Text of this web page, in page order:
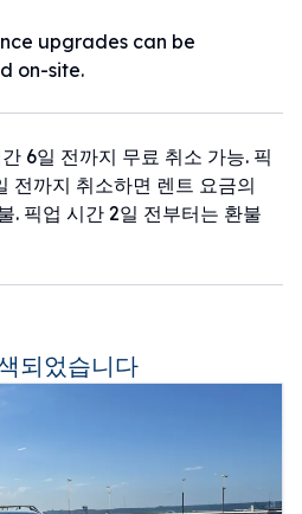
upgrades can be
on-site.
6일 전까지 무료 취소 가능. 픽
전까지 취소하면 렌트 요금의
. 픽업 시간 2일 전부터는 환불
되었습니다